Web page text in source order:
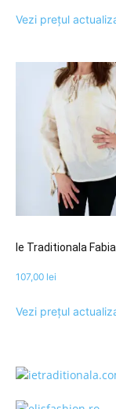
Vezi prețul
Ie Traditionala
107,00 lei
Vezi prețul